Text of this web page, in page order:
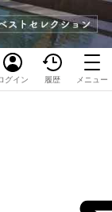
グイン 履歴 メニュー